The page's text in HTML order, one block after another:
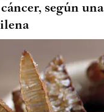
según una